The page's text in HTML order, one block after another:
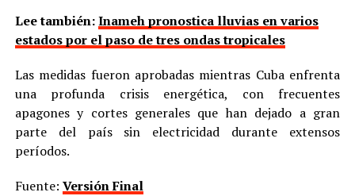
Lee también:Inameh pronostica lluvias en varios
estados por el paso de tres ondas tropicales
Las medidas fueron aprobadas mientras Cuba enfrenta
una profunda crisis energética, con frecuentes
apagones y cortes generales que han dejado a gran
parte del país sin electricidad durante extensos
períodos.
Fuente: Versión Final